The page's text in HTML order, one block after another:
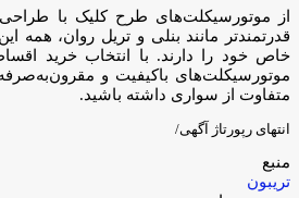
از موتورسیکلت‌های طرح کلیک با
قدرتمندتر مانند بنلی و تریل روان، همه
خاص خود را دارند. با انتخاب خرید
موتورسیکلت‌های باکیفیت و
متفاوت از سواری داشته باشید.
انتهای رپورتاژ آگهی/
منبع
تریبون